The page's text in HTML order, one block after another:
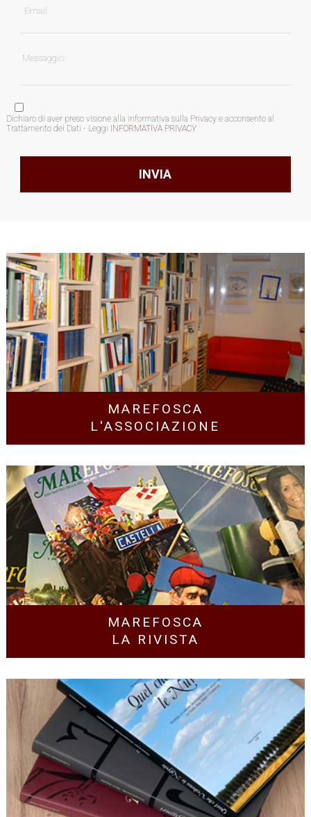
Dichiaro di aver preso visione alla informativa sulla Privacy e acconsento al
Trattamento dei Dati - Leggi INFORMATIVA PRIVACY
MAREFOSCA
L'ASSOCIAZIONE
MAREFOSCA
LA RIVISTA